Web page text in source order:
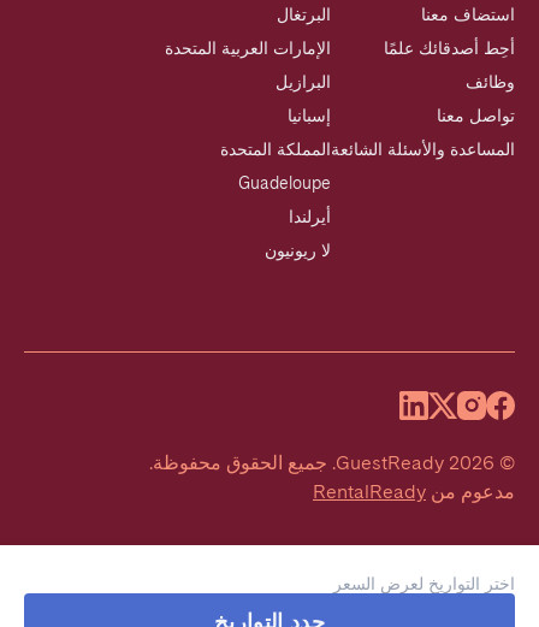
اختر التواريخ لعرض السعر
حدد التواريخ
استضاف معنا
أحِط أصدقائك علمًا
وظائف
تواصل معنا
المساعدة والأسئلة الشائعة
البرتغال
الإمارات العربية المتحدة
البرازيل
إسبانيا
المملكة المتحدة
Guadeloupe
أيرلندا
لا ريونيون
©
2026
GuestReady
. جميع الحقوق محفوظة.
مدعوم من RentalReady